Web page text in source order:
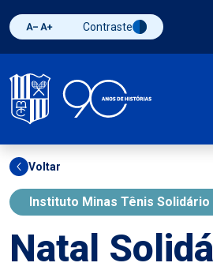
Diminuir fonte
Aumentar fonteAlternar contraste
Contraste
Voltar
Instituto Minas Tênis Solidário
Natal